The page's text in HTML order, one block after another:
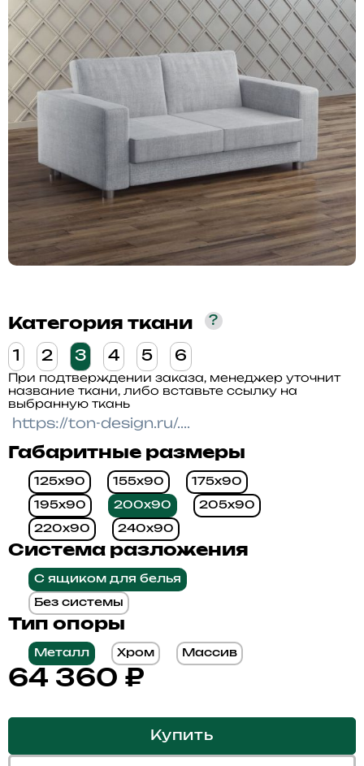
Категория ткани ?
1 2 3 4 5 6
При подтверждении заказа, менеджер уточнит
название ткани, либо вставьте ссылку на
выбранную ткань
Габаритные размеры
125x90 155x90 175x90
195x90 200x90 205x90
220x90 240x90
Система разложения
С ящиком для белья
Без системы
Тип опоры
Металл Хром Массив
64 360 ₽
Купить